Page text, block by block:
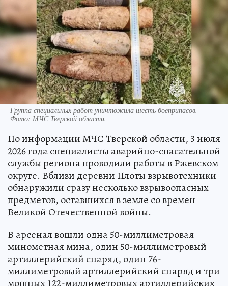
Группа специальных работ уничтожила шесть боеприпасов.
Фото: МЧС Тверской области.
По информации МЧС Тверской области, 3 июля
2026 года специалисты аварийно-спасательной
службы региона проводили работы в Ржевском
округе. Вблизи деревни Плоты взрывотехники
обнаружили сразу несколько взрывоопасных
предметов, оставшихся в земле со времен
Великой Отечественной войны.
В арсенал вошли одна 50-миллиметровая
минометная мина, один 50-миллиметровый
артиллерийский снаряд, один 76-
миллиметровый артиллерийский снаряд и три
мощных 122-миллиметровых артиллерийских